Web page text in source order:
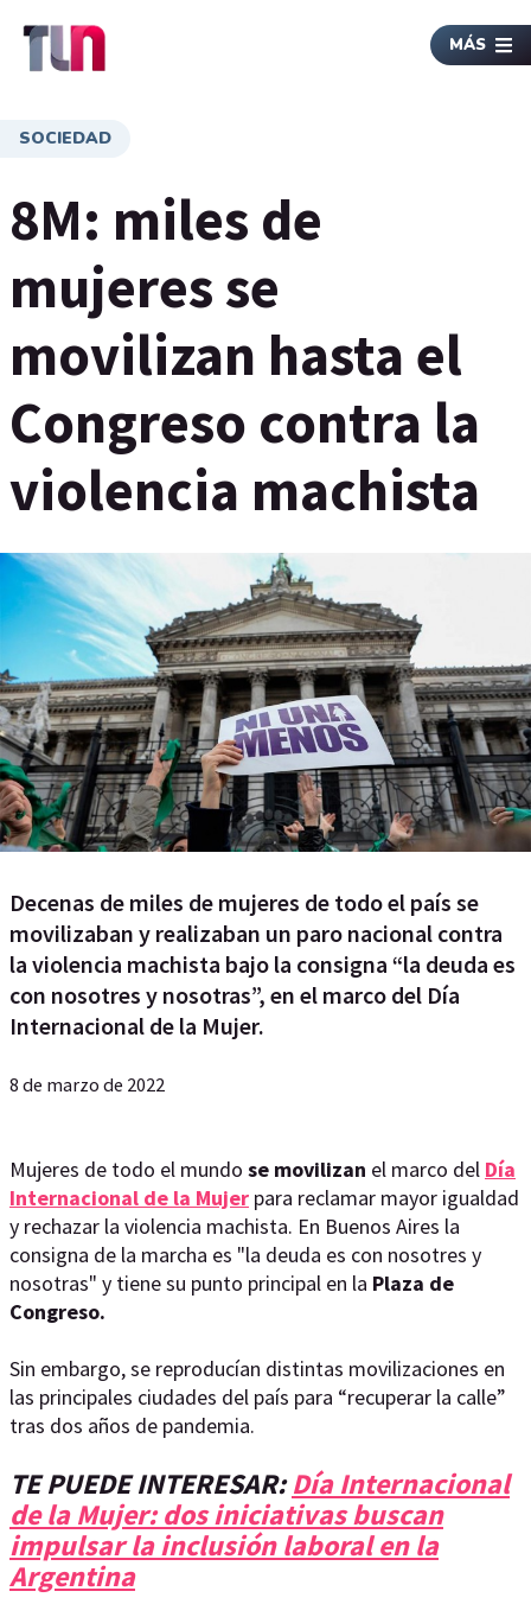
MÁS
SOCIEDAD
8M: miles de
mujeres se
movilizan hasta el
Congreso contra la
violencia machista
Decenas de miles de mujeres de todo el país se
movilizaban y realizaban un paro nacional contra
la violencia machista bajo la consigna “la deuda es
con nosotres y nosotras”, en el marco del Día
Internacional de la Mujer.
8 de marzo de 2022
Mujeres de todo el mundo se movilizan el marco del Día
Internacional de la Mujer para reclamar mayor igualdad
y rechazar la violencia machista. En Buenos Aires la
consigna de la marcha es "la deuda es con nosotres y
nosotras" y tiene su punto principal en la Plaza de
Congreso.
Sin embargo, se reproducían distintas movilizaciones en
las principales ciudades del país para “recuperar la calle”
tras dos años de pandemia.
TE PUEDE INTERESAR:Día Internacional
de la Mujer: dos iniciativas buscan
impulsar la inclusión laboral en la
Argentina